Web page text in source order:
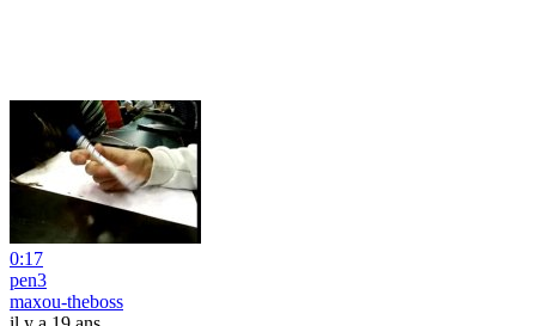
0:17
pen3
maxou-theboss